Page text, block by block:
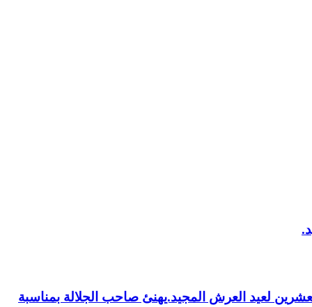
لعيد العرش المجيد.يهنئ صاحب الجلالة بمناسبة